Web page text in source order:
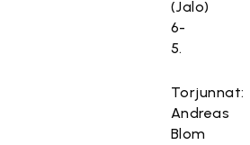
(Jalo)
6-
5.
Torjunnat:
Andreas
Blom